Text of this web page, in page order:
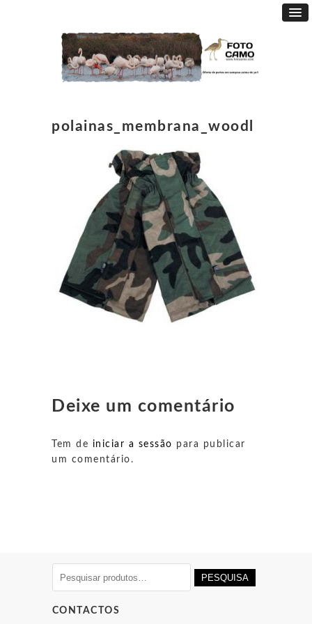
polainas_membrana_woodl
Deixe um comentário
Tem de iniciar a sessão para publicar
um comentário.
por:
PESQUISA
CONTACTOS